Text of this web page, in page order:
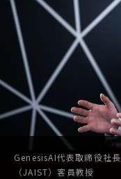
GenesisAI代表取締役社長
（JAIST）客員教授